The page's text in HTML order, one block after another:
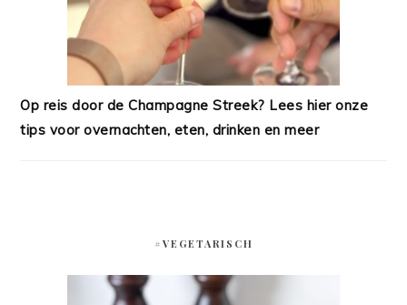
Op reis door de Champagne Streek? Lees hier onze
tips voor overnachten, eten, drinken en meer
#VEGETARISCH